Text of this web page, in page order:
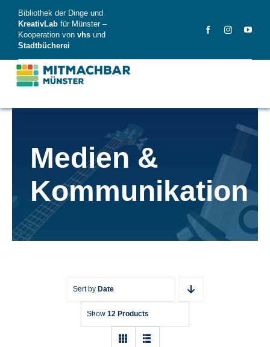
content
Bibliothek der Dinge und
KreativLab für Münster –
Kooperation von vhs und
Stadtbücherei
Dinge
FAQ
News
Videos
Medien &
Kommunikation
Sort by Date
Show 12 Products